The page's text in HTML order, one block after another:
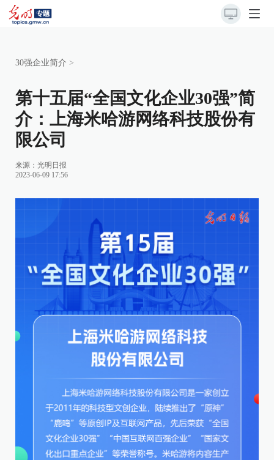
30强企业简介 >
第十五届“全国文化企业30强”简
介：上海米哈游网络科技股份有
限公司
来源： 光明日报
2023-06-09 17:56